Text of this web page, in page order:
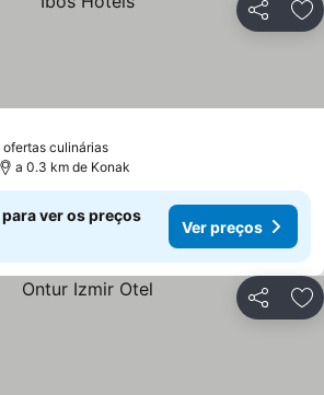
Partilhar
ofertas culinárias
a 0.3 km de Konak
ver os preços
Ver preços
Partilhar